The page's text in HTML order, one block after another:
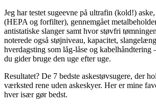
Jeg har testet sugeevne på ultrafin (kold!)
(HEPA og forfilter), gennemgået
antistatiske slanger samt hvor støvfri
noterede også støjniveau, kapacitet,
hverdagsting som låg-låse og kabelhåndtering
du gider bruge den uge efter uge.
Resultatet? De 7 bedste askestøvsugere, der
værksted rene uden askeskyer. Her er mine
hver især gør bedst.